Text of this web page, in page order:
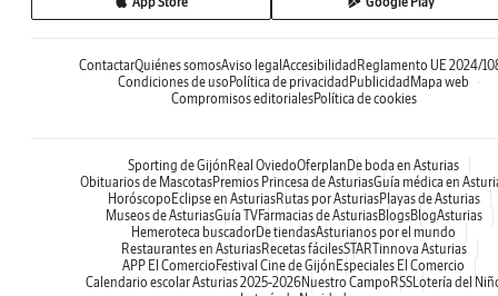
ContactarQuiénes somosAviso legal Accesibilidad Reglamento UE 2024/
Condiciones de uso Política de privacidad Publicidad Mapa web
Compromisos editorialesPolítica de cookies
Sporting de Gijón Real OviedoOferplan De boda en Asturias
Obituarios de MascotasPremios Princesa de AsturiasGuía médica en
Horóscopo Eclipse en AsturiasRutas por AsturiasPlayas de Asturias
Museos de AsturiasGuía TVFarmacias de AsturiasBlogsBlogAsturias
Hemeroteca buscadorDe tiendasAsturianos por el mundo
Restaurantes en AsturiasRecetas fácilesSTARTinnova Asturias
APP El Comercio Festival Cine de Gijón Especiales El Comercio
Calendario escolar Asturias 2025-2026Nuestro Campo RSSLotería del